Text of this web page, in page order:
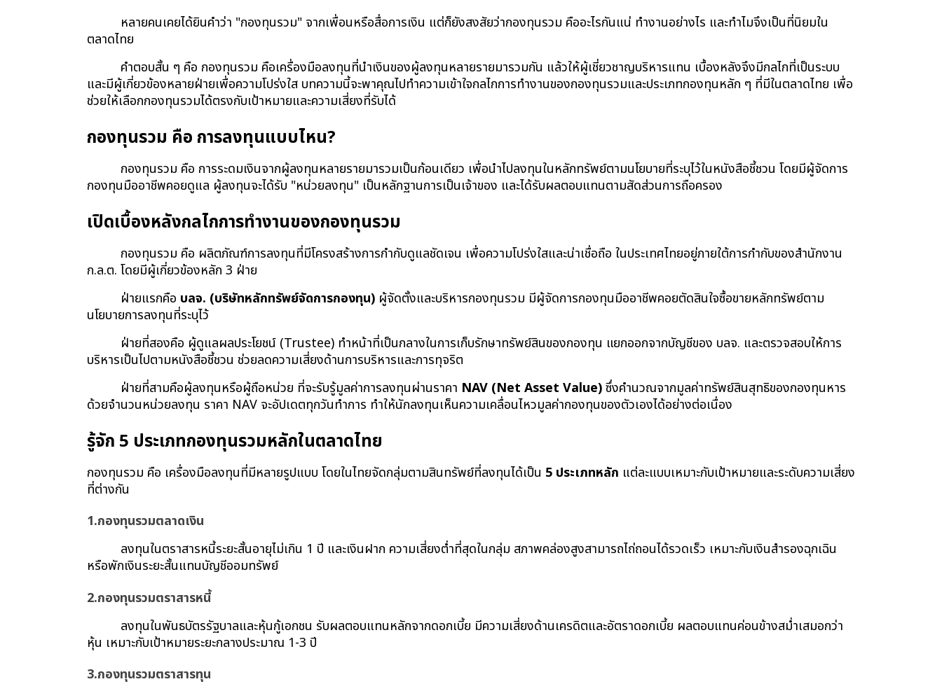
หลายคนเคยได้ยินคำว่า "กองทุนรวม" จากเพื่อนหรือสื่อการเงิน แต่ก็ยังสงสัยว่ากองทุนรวม คืออะไรกันแน่ ทำงานอย่างไร และทำไมจึงเป็นที่นิยมใน
ตลาดไทย
คำตอบสั้น ๆ คือ กองทุนรวม คือเครื่องมือลงทุนที่นำเงินของผู้ลงทุนหลายรายมารวมกัน แล้วให้ผู้เชี่ยวชาญบริหารแทน เบื้องหลังจึงมีกลไกที่เป็นระบบ
และมีผู้เกี่ยวข้องหลายฝ่ายเพื่อความโปร่งใส บทความนี้จะพาคุณไปทำความเข้าใจกลไกการทำงานของกองทุนรวมและประเภทกองทุนหลัก ๆ ที่มีในตลาดไทย เพื่อ
ช่วยให้เลือกกองทุนรวมได้ตรงกับเป้าหมายและความเสี่ยงที่รับได้
กองทุนรวม คือ การลงทุนแบบไหน?
กองทุนรวม คือ การระดมเงินจากผู้ลงทุนหลายรายมารวมเป็นก้อนเดียว เพื่อนำไปลงทุนในหลักทรัพย์ตามนโยบายที่ระบุไว้ในหนังสือชี้ชวน โดยมีผู้จัดการ
กองทุนมืออาชีพคอยดูแล ผู้ลงทุนจะได้รับ "หน่วยลงทุน" เป็นหลักฐานการเป็นเจ้าของ และได้รับผลตอบแทนตามสัดส่วนการถือครอง
เปิดเบื้องหลังกลไกการทำงานของกองทุนรวม
กองทุนรวม คือ ผลิตภัณฑ์การลงทุนที่มีโครงสร้างการกำกับดูแลชัดเจน เพื่อความโปร่งใสและน่าเชื่อถือ ในประเทศไทยอยู่ภายใต้การกำกับของสำนักงาน
ก.ล.ต. โดยมีผู้เกี่ยวข้องหลัก 3 ฝ่าย
ฝ่ายแรกคือ บลจ. (บริษัทหลักทรัพย์จัดการกองทุน) ผู้จัดตั้งและบริหารกองทุนรวม มีผู้จัดการกองทุนมืออาชีพคอยตัดสินใจซื้อขายหลักทรัพย์ตาม
นโยบายการลงทุนที่ระบุไว้
ฝ่ายที่สองคือ ผู้ดูแลผลประโยชน์ (Trustee) ทำหน้าที่เป็นกลางในการเก็บรักษาทรัพย์สินของกองทุน แยกออกจากบัญชีของ บลจ. และตรวจสอบให้การ
บริหารเป็นไปตามหนังสือชี้ชวน ช่วยลดความเสี่ยงด้านการบริหารและการทุจริต
ฝ่ายที่สามคือผู้ลงทุนหรือผู้ถือหน่วย ที่จะรับรู้มูลค่าการลงทุนผ่านราคา NAV (Net Asset Value) ซึ่งคำนวณจากมูลค่าทรัพย์สินสุทธิของกองทุนหาร
ด้วยจำนวนหน่วยลงทุน ราคา NAV จะอัปเดตทุกวันทำการ ทำให้นักลงทุนเห็นความเคลื่อนไหวมูลค่ากองทุนของตัวเองได้อย่างต่อเนื่อง
รู้จัก 5 ประเภทกองทุนรวมหลักในตลาดไทย
กองทุนรวม คือ เครื่องมือลงทุนที่มีหลายรูปแบบ โดยในไทยจัดกลุ่มตามสินทรัพย์ที่ลงทุนได้เป็น 5 ประเภทหลัก แต่ละแบบเหมาะกับเป้าหมายและระดับความเสี่ยง
ที่ต่างกัน
1.กองทุนรวมตลาดเงิน
ลงทุนในตราสารหนี้ระยะสั้นอายุไม่เกิน 1 ปี และเงินฝาก ความเสี่ยงต่ำที่สุดในกลุ่ม สภาพคล่องสูงสามารถไถ่ถอนได้รวดเร็ว เหมาะกับเงินสำรองฉุกเฉิน
หรือพักเงินระยะสั้นแทนบัญชีออมทรัพย์
2.กองทุนรวมตราสารหนี้
ลงทุนในพันธบัตรรัฐบาลและหุ้นกู้เอกชน รับผลตอบแทนหลักจากดอกเบี้ย มีความเสี่ยงด้านเครดิตและอัตราดอกเบี้ย ผลตอบแทนค่อนข้างสม่ำเสมอกว่า
หุ้น เหมาะกับเป้าหมายระยะกลางประมาณ 1-3 ปี
3.กองทุนรวมตราสารทุน